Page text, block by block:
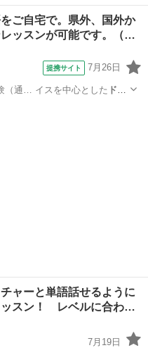
ご自宅で。県外、国外か
ッスンが可能です。（…
提携サイト 7月26日
（通… イスを中心とした ドイ
ャーと単語話せるように
ッスン！ レベルに合わ…
7月19日